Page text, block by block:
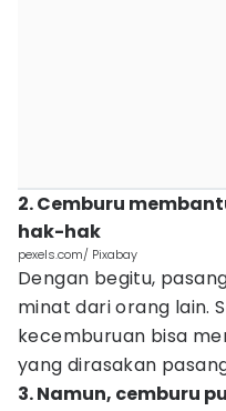
2. Cemburu
hak-hak
pexels.com/ Pixabay
Dengan begitu,
minat dari orang lain.
kecemburuan bisa
yang dirasakan
3. Namun, cemburu